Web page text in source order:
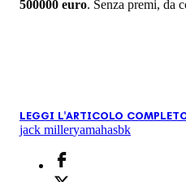
500000 euro. Senza premi, da
LEGGI L'ARTICOLO
jack milleryamahasbk